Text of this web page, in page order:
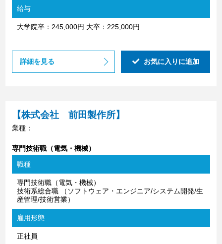
給与
大学院卒：245,000円 大卒：225,000円
詳細を見る お気に入りに追加
【株式会社 前田製作所】
業種：
専門技術職（電気・機械）
職種
専門技術職（電気・機械）
技術系総合職 （ソフトウェア・エンジニア/システム開発/生
産管理/技術営業）
雇用形態
正社員